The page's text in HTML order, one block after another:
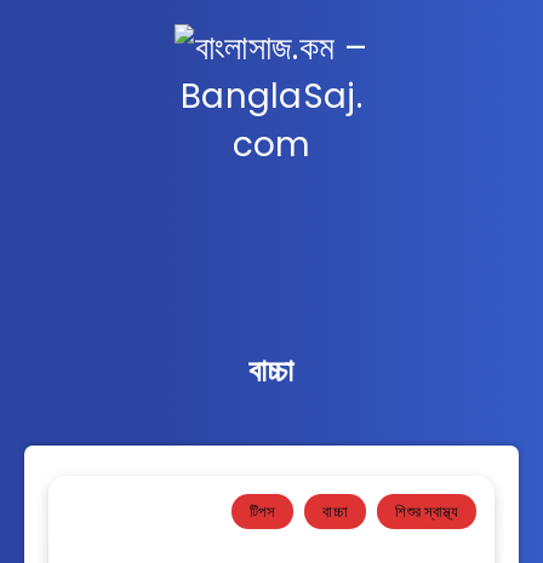
বাচ্চা
টিপস বাচ্চা শিশুর স্বাস্থ্য